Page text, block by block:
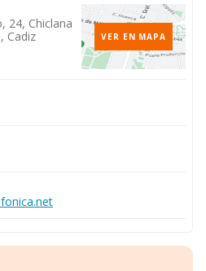
24, Chiclana
Cadiz
VER EN MAPA